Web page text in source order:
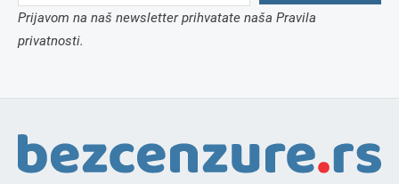
Prijavom na naš newsletter prihvatate naša Pravila
privatnosti.